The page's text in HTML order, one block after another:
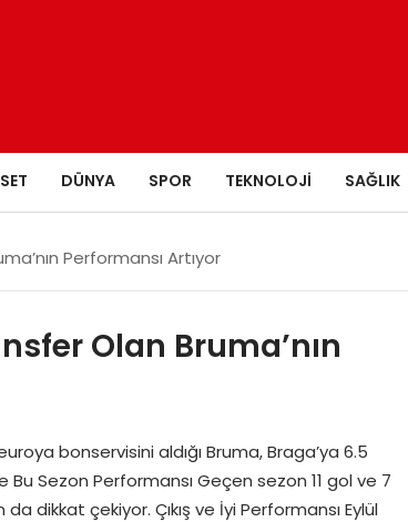
DÜNYA SPOR TEKNOLOJI SAĞLIK
Performansı Artıyor
Olan Bruma’nın
bonservisini aldığı Bruma, Braga’ya 6.5
Sezon Performansı Geçen sezon 11 gol ve 7
dikkat çekiyor. Çıkış ve İyi Performansı Eylül